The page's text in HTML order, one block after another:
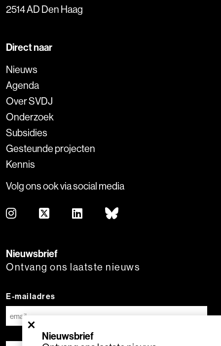
×
Nieuwsbrief
2514 AD Den Haag
Direct naar
Nieuws
Agenda
Over SVDJ
Onderzoek
Subsidies
Gesteunde projecten
Kennis
Volg ons ook via social media
Nieuwsbrief
Ontvang ons laatste nieuws
E-mailadres